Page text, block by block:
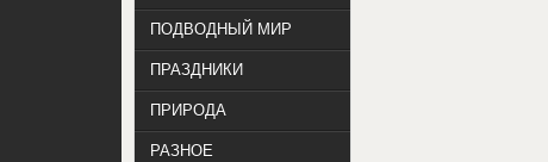
ПОДВОДНЫЙ МИР
ПРАЗДНИКИ
ПРИРОДА
РАЗНОЕ